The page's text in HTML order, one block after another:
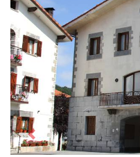
Previous